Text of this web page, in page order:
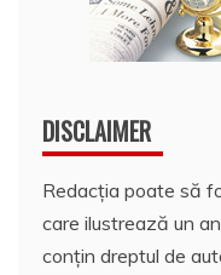
DISCLAIMER
Redacția poate să
care ilustrează un
conțin dreptul de